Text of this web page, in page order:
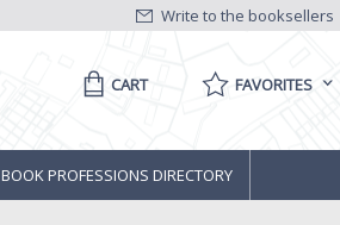
Write to the booksellers
CART FAVORITES
BOOK PROFESSIONS DIRECTORY